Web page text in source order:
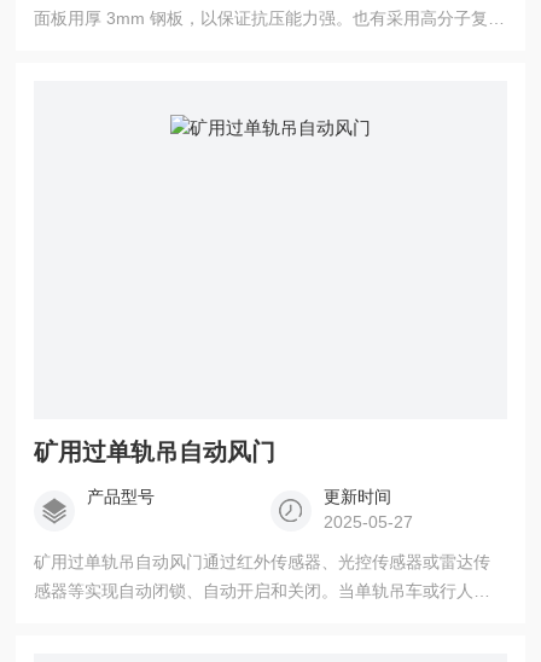
面板用厚 3mm 钢板，以保证抗压能力强。也有采用高分子复合
矿用过单轨吊自动风门
产品型号
更新时间
2025-05-27
矿用过单轨吊自动风门通过红外传感器、光控传感器或雷达传
感器等实现自动闭锁、自动开启和关闭。当单轨吊车或行人靠